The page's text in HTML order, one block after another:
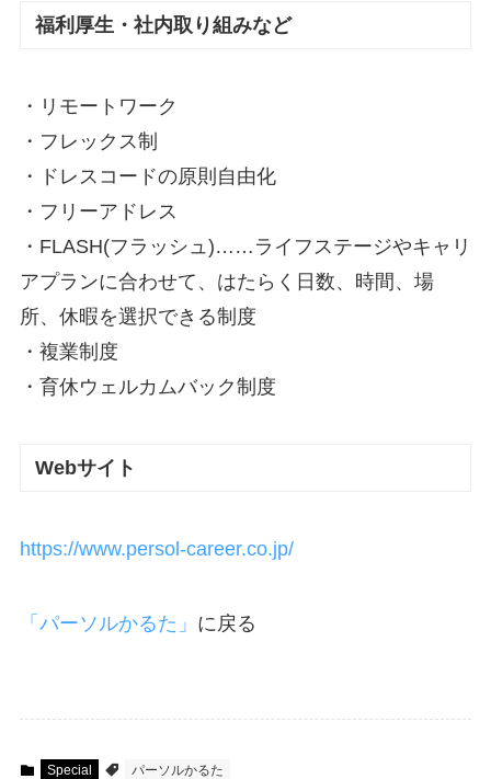
福利厚生・社内取り組みなど
・リモートワーク
・フレックス制
・ドレスコードの原則自由化
・フリーアドレス
・FLASH(フラッシュ)……ライフステージやキャリ
アプランに合わせて、はたらく日数、時間、場
所、休暇を選択できる制度
・複業制度
・育休ウェルカムバック制度
Webサイト
https://www.persol-career.co.jp/
「パーソルかるた」 に戻る
Special パーソルかるた